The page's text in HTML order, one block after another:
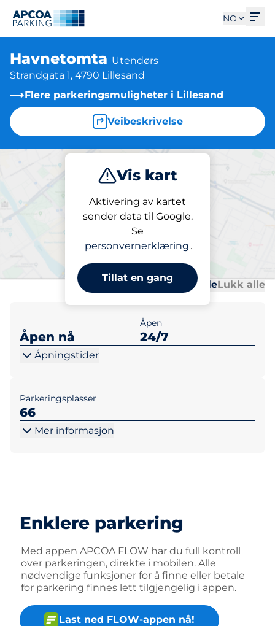
NO
Havnetomta Utendørs
Strandgata 1, 4790 Lillesand
Flere parkeringsmuligheter i Lillesand
Veibeskrivelse
Vis kart
Aktivering av kartet
sender data til Google.
Se
personvernerklæring .
Tillat en gang
Parkering
Parkering
Havnetomta
Åpne alleLukk alle
Åpen nå
Åpen
24/7
Åpningstider
Parkeringsplasser
66
Mer informasjon
Enklere parkering
Med appen APCOA FLOW har du full kontroll
over parkeringen, direkte i mobilen. Alle
nødvendige funksjoner for å finne eller betale
for parkering finnes lett tilgjengelig i appen.
Last ned FLOW-appen nå!